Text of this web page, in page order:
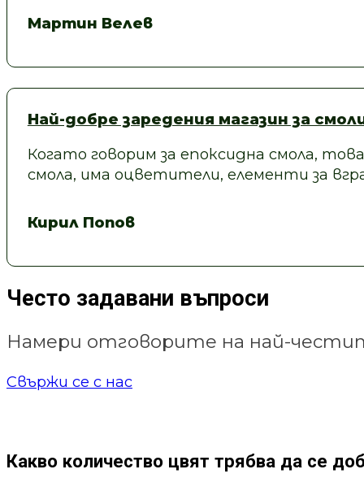
Мартин Велев
Най-добре заредения магазин за
Когато говорим за епоксидна смола,
смола, има оцветители, елементи за
Кирил Попов
Често задавани въпроси
Намери отговорите на най-
Свържи се с нас
Какво количество цвят трябва да се